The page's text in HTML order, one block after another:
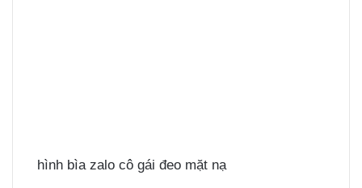
hình bìa zalo cô gái đeo mặt nạ